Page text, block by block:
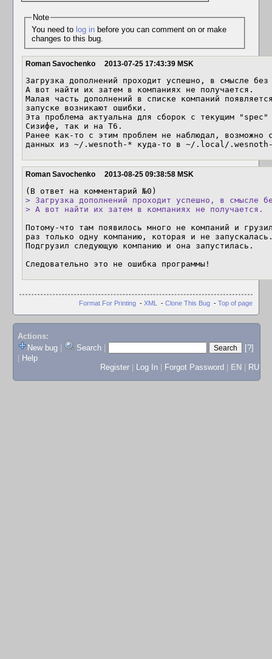
Note
You need to log inbefore you can comment on or make
changes to this bug.
Roman Savochenko 2013-07-25 17:43:39 MSK
Загрузка дополнений проходит успешно, в смысле
А вот найти их затем в компаниях не получается.
Малая часть дополнений в списке компаний
запуске возникают ошибки.
Эта проблема актуальна для сборок с текущим
Сизифе, так и на T6.
Ранее как-то с этим проблем не наблюдал, возможно
данных из ~/.wesnoth-* куда-то в ~/.local/
Roman Savochenko 2013-08-25 09:38:58 MSK
> Загрузка дополнений проходит успешно, в смысле
> А вот найти их затем в компаниях не получается.
Потому-что там появилось много не компаний и
раз только одну компанию, которая и не
Подгрузил следующую компанию и она запустилась.
Следовательно это не ошибка программы!
Format For Printing - XML - Clone This Bug - Top of page
Actions:
New bug
Search
[?]
Help
Register
Log In Forgot Password EN RU